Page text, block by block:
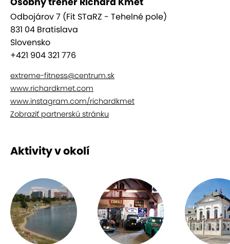
Odbojárov 7 (Fit STaRZ - Tehelné pole)
831 04 Bratislava
Slovensko
+421 904 321 776
extreme-fitness@centrum.sk
www.richardkmet.com
www.instagram.com/richardkmet
Zobraziť partnerskú stránku
Aktivity v okolí